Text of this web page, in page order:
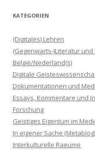
KATEGORIEN
(Digitales) Lehren
(Gegenwarts-)Literatur
België/Nederland(s)
Digitale
Dokumentationen und
Essays, Kommentare und
Forschung
Geistiges Eigentum im
In eigener Sache (Metablog)
Interkulturelle Raeume